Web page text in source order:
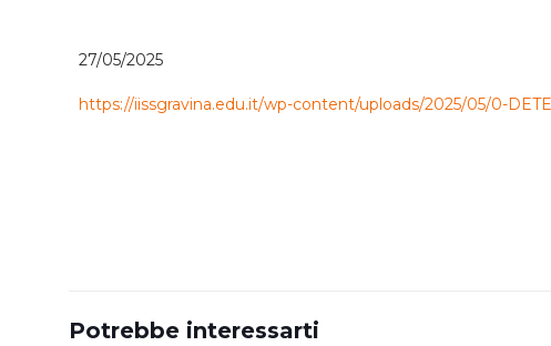
27/05/2025
https://iissgravina.edu.it/wp-content/uploads/2025/05/0-
Potrebbe interessarti